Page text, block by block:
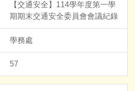
【交通安全】114學年度第一學
期期末交通安全委員會會議紀錄
學務處
57